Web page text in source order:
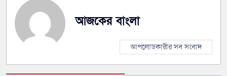
আজকের বাংলা
আপলোডকারীর সব সংবাদ